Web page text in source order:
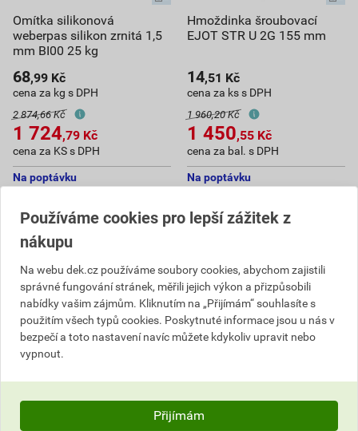
Omítka silikonová
weberpas silikon zrnitá 1,5
mm BI00 25 kg
68,99 Kč
cena za kg s DPH
2 874,66 Kč
1 724,79 Kč
cena za KS s DPH
Na poptávku
KS
Poptat
do košíku přidáte 25 kg
1 724,79 Kč celkem s DPH
Hmoždinka šroubovací
EJOT STR U 2G 155 mm
14,51 Kč
cena za ks s DPH
1 960,20 Kč
1 450,55 Kč
cena za bal. s DPH
Na poptávku
Poptat
do košíku přidáte 100 ks
1 450,55 Kč celkem s DPH
Používáme cookies pro lepší zážitek z
nákupu
Na webu dek.cz používáme soubory cookies, abychom zajistili
správné fungování stránek, měřili jejich výkon a přizpůsobili
nabídky vašim zájmům. Kliknutím na „Přijímám“ souhlasíte s
použitím všech typů cookies. Poskytnuté informace jsou u nás v
bezpečí a toto nastavení navíc můžete kdykoliv upravit nebo
vypnout.
Přijímám